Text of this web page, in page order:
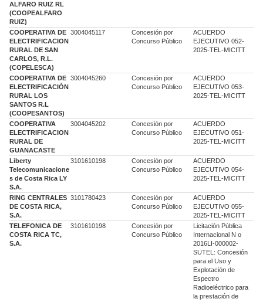
ALFARO RUIZ RL
(COOPEALFARO
RUIZ)
COOPERATIVA DE
ELECTRIFICACION
RURAL DE SAN
CARLOS, R.L.
(COPELESCA)
3004045117
Concesión por
Concurso Público
ACUERDO
EJECUTIVO 052-
2025-TEL-MICITT
COOPERATIVA DE
ELECTRIFICACIÓN
RURAL LOS
SANTOS R.L
(COOPESANTOS)
3004045260
Concesión por
Concurso Público
ACUERDO
EJECUTIVO 053-
2025-TEL-MICITT
COOPERATIVA
ELECTRIFICACION
RURAL DE
GUANACASTE
3004045202
Concesión por
Concurso Público
ACUERDO
EJECUTIVO 051-
2025-TEL-MICITT
Liberty
Telecomunicacione
s de Costa Rica LY
S.A.
3101610198
Concesión por
Concurso Público
ACUERDO
EJECUTIVO 054-
2025-TEL-MICITT
RING CENTRALES
DE COSTA RICA,
S.A.
3101780423
Concesión por
Concurso Público
ACUERDO
EJECUTIVO 055-
2025-TEL-MICITT
TELEFONICA DE
COSTA RICA TC,
S.A.
3101610198
Concesión por
Concurso Público
Licitación Pública
Internacional N o
2016LI-000002-
SUTEL: Concesión
para el Uso y
Explotación de
Espectro
Radioeléctrico para
la prestación de